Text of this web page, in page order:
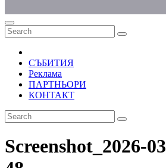
СЪБИТИЯ
Реклама
ПАРТНЬОРИ
КОНТАКТ
Screenshot_2026-